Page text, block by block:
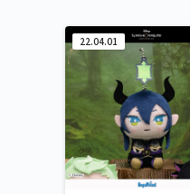
22.04.01